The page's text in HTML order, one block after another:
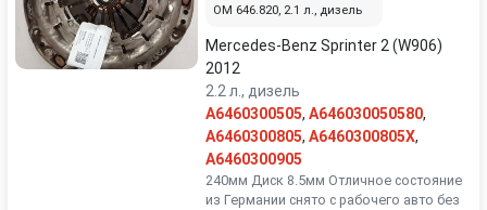
OM 646.820, 2.1 л., дизель
Mercedes-Benz Sprinter 2 (W906)
2012
2.2 л., дизель
A6460300505, A646030050580,
A6460300805, A6460300805X,
A6460300905
240мм Диск 8.5мм Отличное состояние
из Германии снято с рабочего авто без